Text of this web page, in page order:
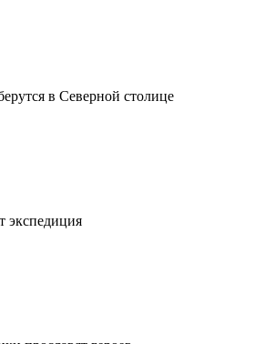
в Северной столице
экспедиция